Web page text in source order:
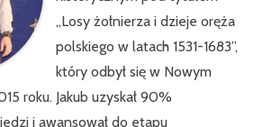
,,Losy żołnierza i dzieje oręża
polskiego w latach 1531-1683”,
który odbył się w Nowym
roku. Jakub uzyskał 90%
i awansował do etapu